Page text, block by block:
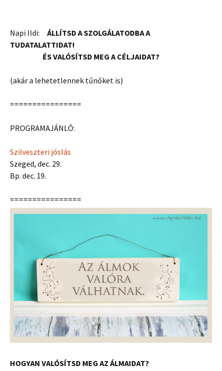
Napi Ildi: ÁLLÍTSD A SZOLGÁLATODBA A
TUDATALATTIDAT!
ÉS VALÓSÍTSD MEG A CÉLJAIDAT?
(akár a lehetetlennek tűnőket is)
================
PROGRAMAJÁNLÓ:
Szilveszteri jóslás
Szeged, dec. 29.
Bp. dec. 19.
================
HOGYAN VALÓSÍTSD MEG AZ ÁLMAIDAT?